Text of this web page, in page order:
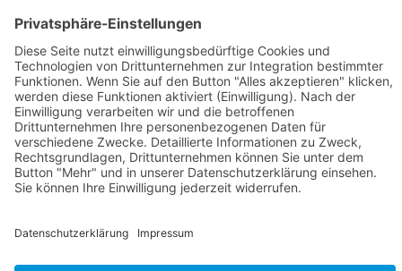
Widerrufsformular
Kundenstimmen
Social Media